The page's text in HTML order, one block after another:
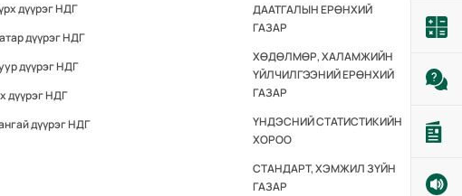
дүүрэг НДГ
дүүрэг НДГ
дүүрэг НДГ
дүүрэг НДГ
дүүрэг НДГ
ДААТГАЛЫН ЕРӨНХИЙ
ГАЗАР
ХӨДӨЛМӨР, ХАЛАМЖИЙН
ҮЙЛЧИЛГЭЭНИЙ ЕРӨНХИЙ
ГАЗАР
ҮНДЭСНИЙ СТАТИСТИКИЙН
ХОРОО
СТАНДАРТ, ХЭМЖИЛ ЗҮЙН
ГАЗАР